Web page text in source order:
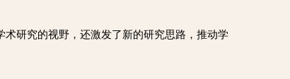
研究的视野，还激发了新的研究思路，推动学